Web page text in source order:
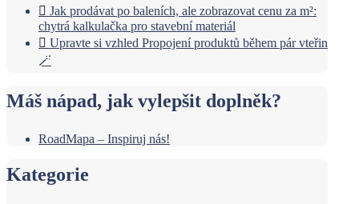
Jak prodávat po baleních, ale zobrazovat cenu za m²:
chytrá kalkulačka pro stavební materiál
Upravte si vzhled Propojení produktů během pár vteřin
🪄
Máš nápad, jak vylepšit doplněk?
RoadMapa – Inspiruj nás!
Kategorie